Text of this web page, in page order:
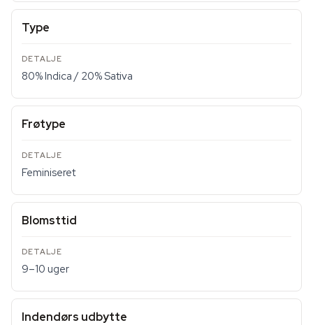
Type
80% Indica / 20% Sativa
Frøtype
Feminiseret
Blomsttid
9–10 uger
Indendørs udbytte